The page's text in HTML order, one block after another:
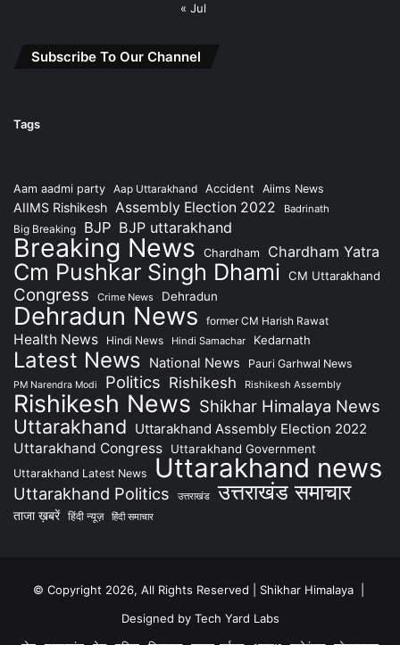
« Jul
Subscribe To Our Channel
Tags
Aam aadmi party Aap Uttarakhand Accident Aiims News
AIIMS Rishikesh Assembly Election 2022 Badrinath
Big Breaking BJP BJP uttarakhand
Breaking News Chardham Chardham Yatra
Cm Pushkar Singh Dhami CM Uttarakhand
Congress Crime News Dehradun
Dehradun News former CM Harish Rawat
Health News Hindi News Hindi Samachar Kedarnath
Latest News National News Pauri Garhwal News
PM Narendra Modi Politics Rishikesh Rishikesh Assembly
Rishikesh News Shikhar Himalaya News
Uttarakhand Uttarakhand Assembly Election 2022
Uttarakhand Congress
Uttarakhand Government
Uttarakhand Latest News Uttarakhand news
Uttarakhand Politics उत्तराखंड उत्तराखंड समाचार
ताजा ख़बरें हिंदी न्यूज़ हिंदी समाचार
© Copyright 2026, All Rights Reserved | Shikhar Himalaya |
Designed by Tech Yard Labs